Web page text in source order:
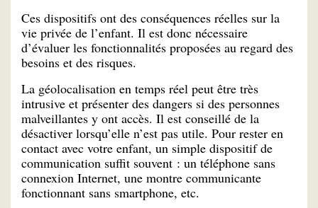
Ces dispositifs ont des conséquences réelles sur la
vie privée de l’enfant. Il est donc nécessaire
d’évaluer les fonctionnalités proposées au regard des
besoins et des risques.
La géolocalisation en temps réel peut être très
intrusive et présenter des dangers si des personnes
malveillantes y ont accès. Il est conseillé de la
désactiver lorsqu’elle n’est pas utile. Pour rester en
contact avec votre enfant, un simple dispositif de
communication suffit souvent : un téléphone sans
connexion Internet, une montre communicante
fonctionnant sans smartphone, etc.